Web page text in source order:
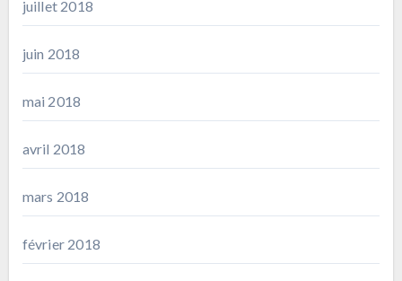
juillet 2018
juin 2018
mai 2018
avril 2018
mars 2018
février 2018